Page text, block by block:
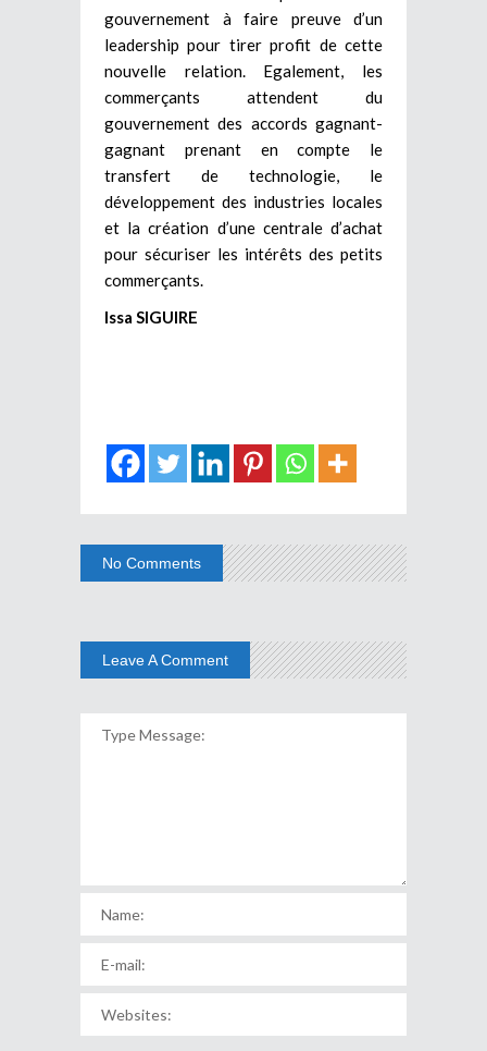
gouvernement à faire preuve d’un
leadership pour tirer profit de cette
nouvelle relation. Egalement, les
commerçants attendent du
gouvernement des accords gagnant-
gagnant prenant en compte le
transfert de technologie, le
développement des industries locales
et la création d’une centrale d’achat
pour sécuriser les intérêts des petits
commerçants.
Issa SIGUIRE
No Comments
Leave A Comment